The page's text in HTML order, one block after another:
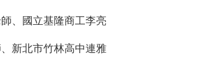
、國立基隆商工李亮
新北市竹林高中連雅